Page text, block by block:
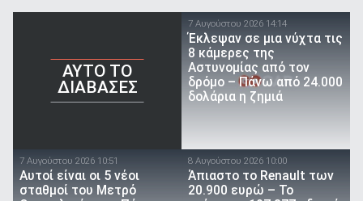
AYTO TO
ΔΙΑΒΑΣΕΣ
7 Αυγούστου 2026 14:14
Έκλεψαν σε μια νύχτα τις
8 κάμερες της
Αστυνομίας από τον
δρόμο – Πάνω από 24.000
δολάρια η ζημιά
7 Αυγούστου 2026 10:51
Αυτοί είναι οι 5 νέοι
σταθμοί του Μετρό
8 Αυγούστου 2026 10:00
Άπιαστο το Renault των
20.900 ευρώ – Το